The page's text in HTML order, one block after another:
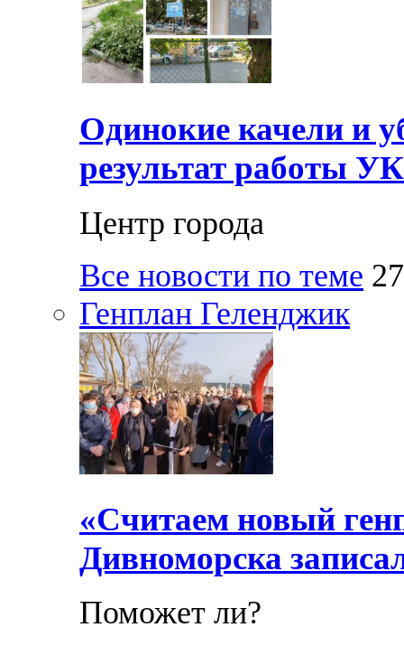
Одинокие качели и
результат работы
Центр города
Все новости по теме
Генплан Геленджик
«Считаем новый
Дивноморска
Поможет ли?